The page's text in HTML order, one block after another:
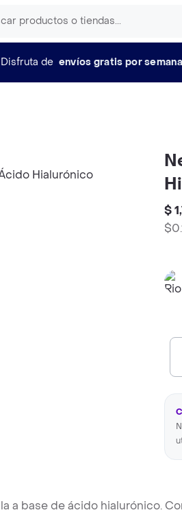
Disfruta de envíos gratis por
$
a base de ácido hialurónico.